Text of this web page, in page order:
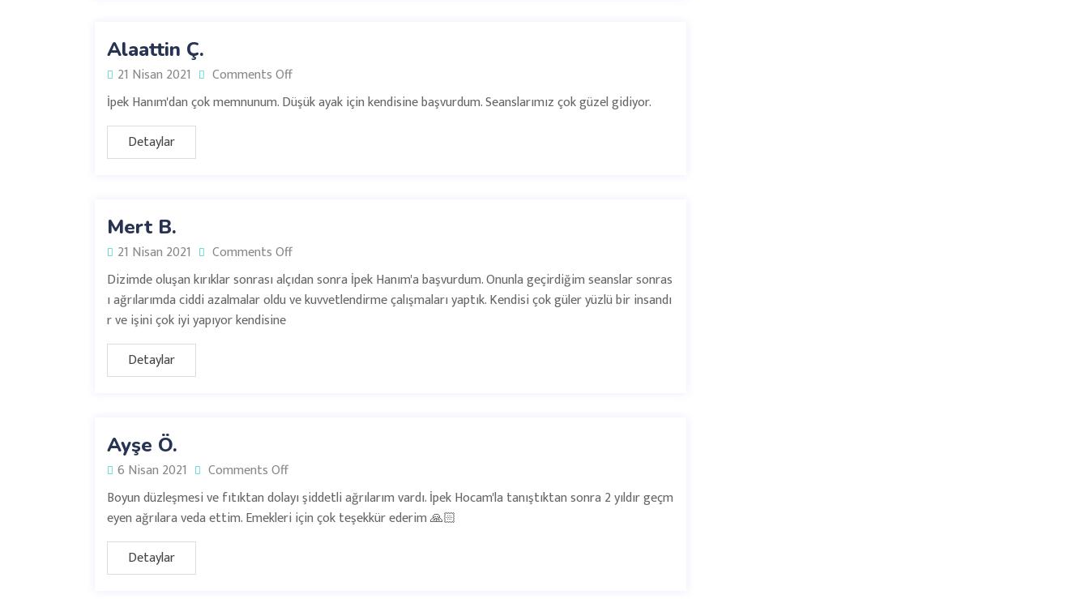
Alaattin Ç.
21 Nisan 2021
Comments Off
İpek Hanım'dan çok memnunum. Düşük ayak için kendisine başvurdum. Seanslarımız çok güzel gidiyor.
Detaylar
Mert B.
21 Nisan 2021
Comments Off
Dizimde oluşan kırıklar sonrası alçıdan sonra İpek Hanım'a başvurdum. Onunla geçirdiğim seanslar sonras
ı ağrılarımda ciddi azalmalar oldu ve kuvvetlendirme çalışmaları yaptık. Kendisi çok güler yüzlü bir insandı
r ve işini çok iyi yapıyor kendisine
Detaylar
Ayşe Ö.
6 Nisan 2021
Comments Off
Boyun düzleşmesi ve fıtıktan dolayı şiddetli ağrılarım vardı. İpek Hocam'la tanıştıktan sonra 2 yıldır geçm
eyen ağrılara veda ettim. Emekleri için çok teşekkür ederim 🙏🏻
Detaylar